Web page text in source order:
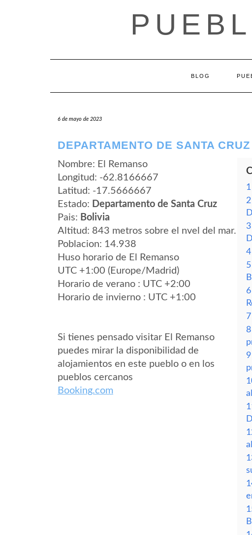
BLOG
6 de mayo de 2023
DEPARTAMENTO DE SANTA
Nombre: El Remanso
Longitud: -62.8166667
Latitud: -17.5666667
Estado: Departamento de Santa Cruz
Pais: Bolivia
Altitud: 843 metros sobre el nvel del mar.
Poblacion: 14.938
Huso horario de El Remanso
UTC +1:00 (Europe/Madrid)
Horario de verano : UTC +2:00
Horario de invierno : UTC +1:00
Si tienes pensado visitar El Remanso
puedes mirar la disponibilidad de
alojamientos en este pueblo o en los
pueblos cercanos
Booking.com
1
2
3
4
5
6
7
8
9